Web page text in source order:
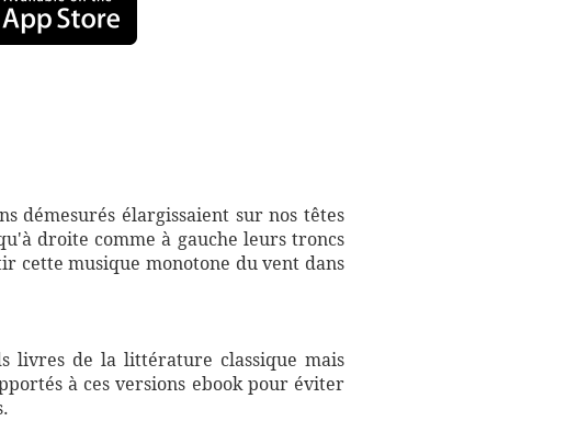
démesurés élargissaient sur nos têtes
droite comme à gauche leurs troncs
cette musique monotone du vent dans
livres de la littérature classique mais
à ces versions ebook pour éviter